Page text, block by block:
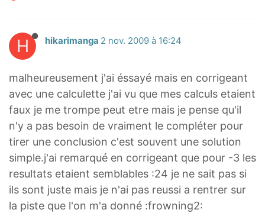
H hikarimanga 2 nov. 2009 à 16:24
malheureusement j'ai éssayé mais en corrigeant
avec une calculette j'ai vu que mes calculs etaient
faux je me trompe peut etre mais je pense qu'il
n'y a pas besoin de vraiment le compléter pour
tirer une conclusion c'est souvent une solution
simple.j'ai remarqué en corrigeant que pour -3 les
resultats etaient semblables :24 je ne sait pas si
ils sont juste mais je n'ai pas reussi a rentrer sur
la piste que l'on m'a donné :frowning2: